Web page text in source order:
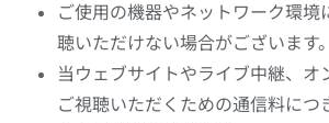
ご使用の機器やネットワーク環境
聴いただけない場合がございます。
当ウェブサイトやライブ中継、オ
ご視聴いただくための通信料につ